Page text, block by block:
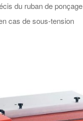
du ruban de ponçage
cas de sous-tension